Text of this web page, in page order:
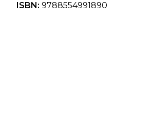
ISBN: 9788554991890